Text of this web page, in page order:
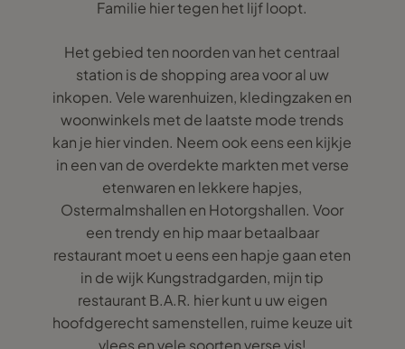
Familie hier tegen het lijf loopt.
Het gebied ten noorden van het centraal
station is de shopping area voor al uw
inkopen. Vele warenhuizen, kledingzaken en
woonwinkels met de laatste mode trends
kan je hier vinden. Neem ook eens een kijkje
in een van de overdekte markten met verse
etenwaren en lekkere hapjes,
Ostermalmshallen en Hotorgshallen. Voor
een trendy en hip maar betaalbaar
restaurant moet u eens een hapje gaan eten
in de wijk Kungstradgarden, mijn tip
restaurant B.A.R. hier kunt u uw eigen
hoofdgerecht samenstellen, ruime keuze uit
vlees en vele soorten verse vis!